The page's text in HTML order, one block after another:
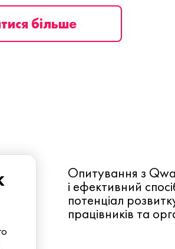
більше
Опитування з
і ефективний
потенціал
працівників та